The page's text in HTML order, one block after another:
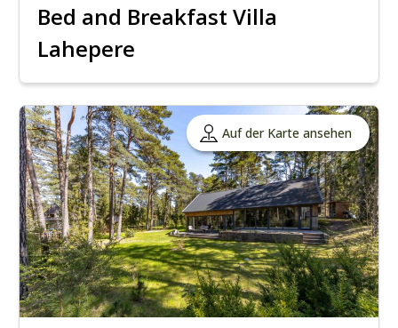
Bed and Breakfast Villa
Lahepere
Auf der Karte ansehen